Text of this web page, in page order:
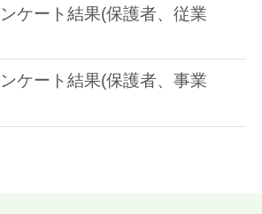
ケート結果(保護者、従業
ケート結果(保護者、事業